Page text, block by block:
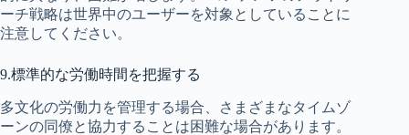
ーチ戦略は世界中のユーザーを対象としていることに
注意してください。
9.標準的な労働時間を把握する
多文化の労働力を管理する場合、さまざまなタイムゾ
ーンの同僚と協力することは困難な場合があります。